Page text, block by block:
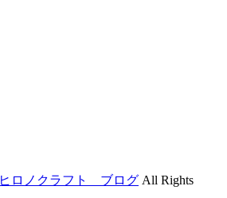
ヒロノクラフト ブログ All Rights